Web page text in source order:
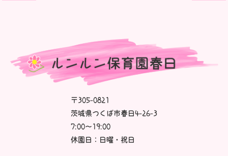
〒305-0821
茨城県つくば市春日4-26-3
7:00～19:00
休園日：日曜・祝日